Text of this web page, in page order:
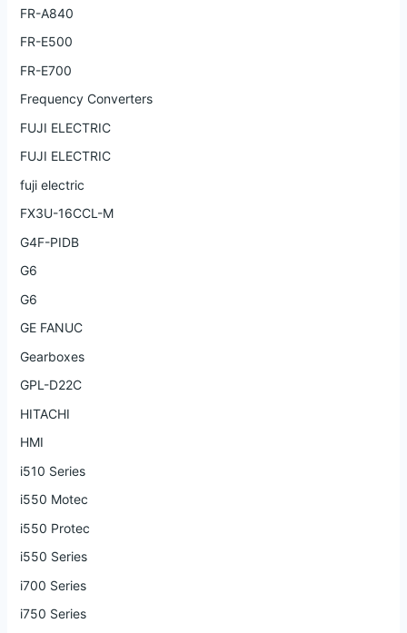
FR-A840
FR-E500
FR-E700
Frequency Converters
FUJI ELECTRIC
FUJI ELECTRIC
fuji electric
FX3U-16CCL-M
G4F-PIDB
G6
G6
GE FANUC
Gearboxes
GPL-D22C
HITACHI
HMI
i510 Series
i550 Motec
i550 Protec
i550 Series
i700 Series
i750 Series